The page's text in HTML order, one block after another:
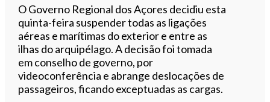
Ouvir este artigo
O Governo Regional dos Açores decidiu esta
quinta-feira suspender todas as ligações
aéreas e marítimas do exterior e entre as
ilhas do arquipélago. A decisão foi tomada
em conselho de governo, por
videoconferência e abrange deslocações de
passageiros, ficando exceptuadas as cargas.